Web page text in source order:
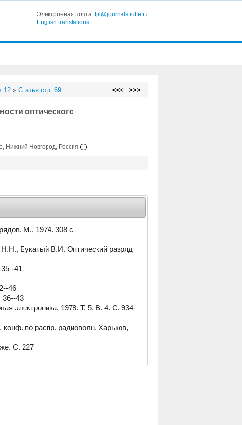
Электронная почта: tpl@journals.ioffe.ru
English translations
12 »Статья стр. 69 <<< >>>
оптического
Нижний Новгород, Россия
М., 1974. 308 с
Букатый В.И. Оптический разряд
41
46
43
электроника. 1978. Т. 5. В. 4. С. 934-
по распр. радиоволн. Харьков,
С. 227